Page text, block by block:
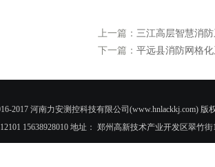
上一篇： 三江高层智慧消
下一篇： 平远县消防网格
2017 河南力安测控科技有限公司(www.hnlackkj.com)
15638928010 地址： 郑州高新技术产业开发区翠竹